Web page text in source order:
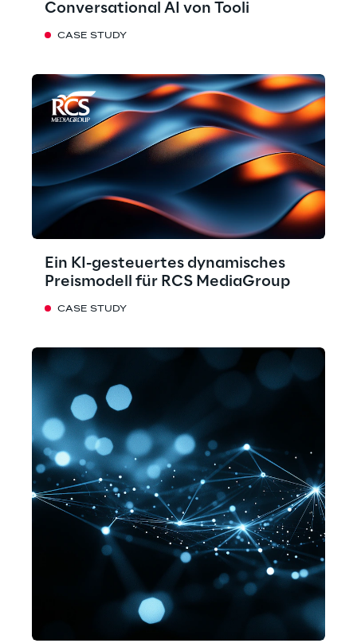
Conversational AI von Tooli
CASE STUDY
Ein KI-gesteuertes dynamisches
Preismodell für RCS MediaGroup
CASE STUDY